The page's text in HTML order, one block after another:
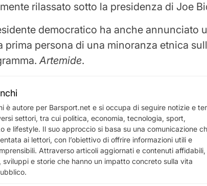
rilassato sotto la presidenza di Joe
democratico ha anche annunciato
persona di una minoranza etnica
Artemide.
è autore per Barsport.net e si occupa di seguire notizie e
settori, tra cui politica, economia, tecnologia, sport,
e lifestyle. Il suo approccio si basa su una comunicazione
ai lettori, con l’obiettivo di offrire informazioni utili e
Attraverso articoli aggiornati e contenuti affidabili,
e storie che hanno un impatto concreto sulla vita